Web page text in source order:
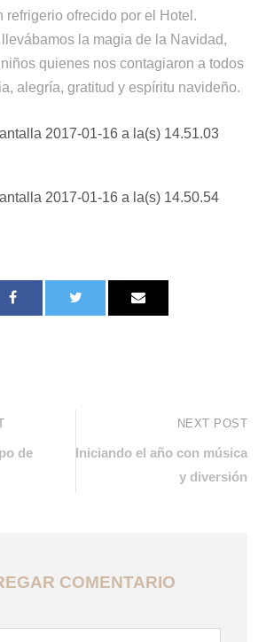
refrigerio ofrecido por el Hotel.
la magia de la Navidad,
quienes nos contagiaron a todos
alegría, gratitud y espíritu navideño.
de
NEXT POST
Iniciando el año con música
y diversión
COMENTARIO